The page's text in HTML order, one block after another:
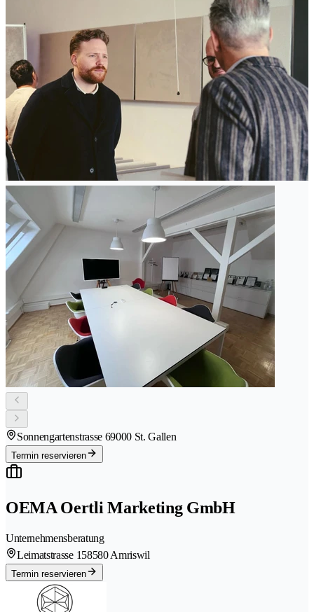
Sonnengartenstrasse 69000 St. Gallen
Termin reservieren
OEMA Oertli Marketing GmbH
Unternehmensberatung
Leimatstrasse 158580 Amriswil
Termin reservieren